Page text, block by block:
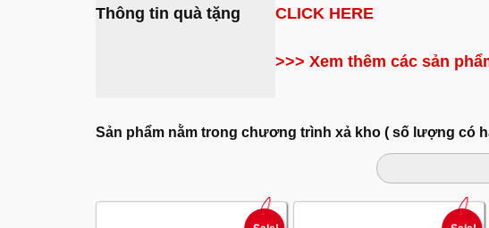
Thông tin quà tặng
CLICK HERE
>>> Xem thêm các sản
Sản phẩm nằm trong chương trình xả kho ( số lượng có